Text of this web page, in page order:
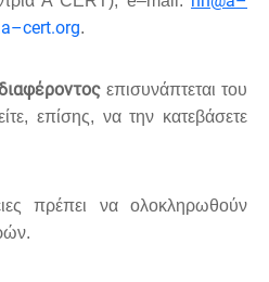
a–cert.org.
επισυνάπτεται του
επίσης, να την κατεβάσετε
πρέπει να ολοκληρωθούν